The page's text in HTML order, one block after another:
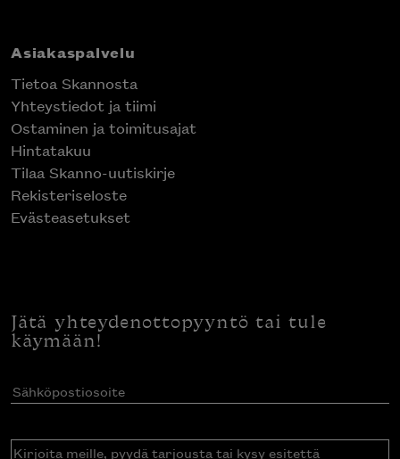
Asiakaspalvelu
Tietoa Skannosta
Yhteystiedot ja tiimi
Ostaminen ja toimitusajat
Hintatakuu
Tilaa Skanno-uutiskirje
Rekisteriseloste
Evästeasetukset
Jätä yhteydenottopyyntö tai tule
käymään!
Sähköpostiosoite(Pakollinen)
Kirjoita